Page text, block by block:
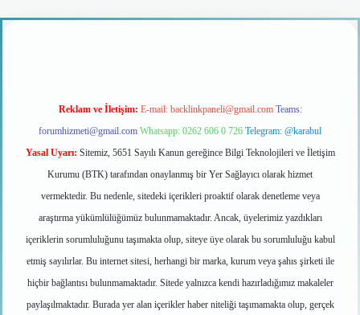
Reklam ve İletişim: E-mail: backlinkpaneli@gmail.com Teams:
forumhizmeti@gmail.com Whatsapp: 0262 606 0 726 Telegram: @karabul
Yasal Uyarı: Sitemiz, 5651 Sayılı Kanun gereğince Bilgi Teknolojileri ve İletişim
Kurumu (BTK) tarafından onaylanmış bir Yer Sağlayıcı olarak hizmet
vermektedir. Bu nedenle, sitedeki içerikleri proaktif olarak denetleme veya
araştırma yükümlülüğümüz bulunmamaktadır. Ancak, üyelerimiz yazdıkları
içeriklerin sorumluluğunu taşımakta olup, siteye üye olarak bu sorumluluğu kabul
etmiş sayılırlar. Bu internet sitesi, herhangi bir marka, kurum veya şahıs şirketi ile
hiçbir bağlantısı bulunmamaktadır. Sitede yalnızca kendi hazırladığımız makaleler
paylaşılmaktadır. Burada yer alan içerikler haber niteliği taşımamakta olup, gerçek